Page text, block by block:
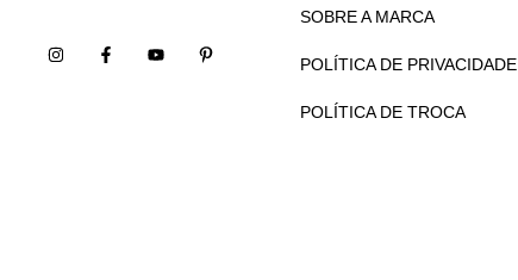
SOBRE A MARCA
POLÍTICA DE PRIVACIDADE
POLÍTICA DE TROCA